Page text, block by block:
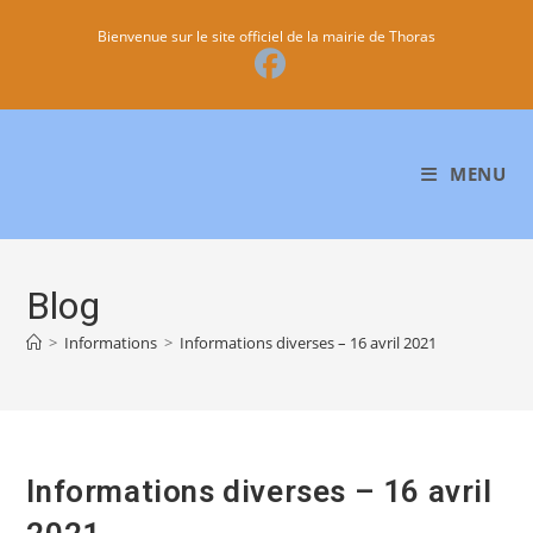
Bienvenue sur le site officiel de la mairie de Thoras
MENU
Blog
> Informations > Informations diverses – 16 avril 2021
Informations diverses – 16 avril